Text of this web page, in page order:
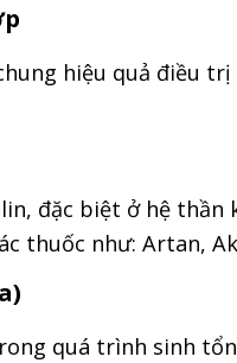
hiệu quả điều
đặc biệt ở hệ
thuốc như: Artan,
quá trình sinh